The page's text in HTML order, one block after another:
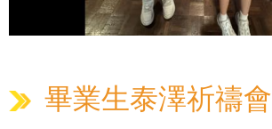
畢業生泰澤祈禱會